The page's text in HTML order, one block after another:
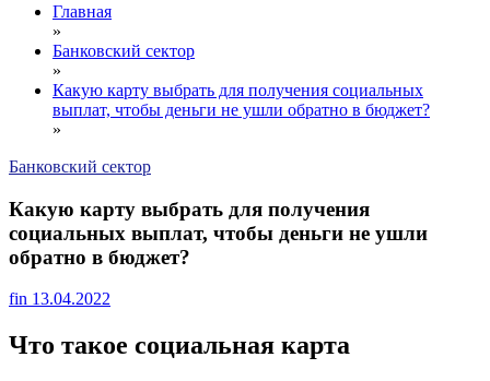
Главная
»
Банковский сектор
»
Какую карту выбрать для получения социальных
выплат, чтобы деньги не ушли обратно в бюджет?
»
Банковский сектор
Какую карту выбрать для получения
социальных выплат, чтобы деньги не ушли
обратно в бюджет?
fin 13.04.2022
Что такое социальная карта